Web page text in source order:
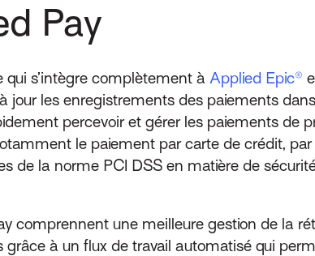
Pay
s’intègre complètement à Applied Epic®
jour les enregistrements des paiements
percevoir et gérer les paiements de
le paiement par carte de crédit,
de la norme PCI DSS en matière de
comprennent une meilleure gestion de la
à un flux de travail automatisé qui